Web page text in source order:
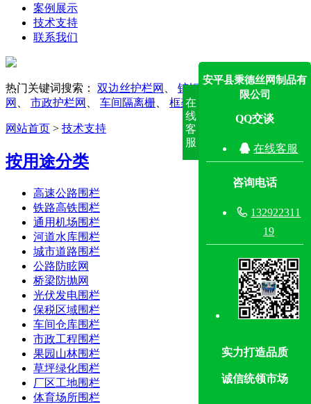
案例展示
技术支持
联系我们
热门关键词搜索： 双边丝护栏网 锌钢护栏网、勾花护栏
网
市政护栏网 车间隔离栅 框架护栏网 防眩网
网站首页 > 技术支持
按用途分类
高速公路围栏
铁路高铁围栏
通用机场围栏
河道水库围栏
城市道路围栏
公路防眩网
桥梁防抛网
光伏发电围栏
保税区域围栏
车间仓库围栏
市政工程围栏
果园山林围栏
草坪绿化围栏
厂区工地围栏
体育场所围栏
在
线
客
服
安平县秉德丝网制品有
限公司
QQ交谈
 在线客服
咨询电话
 132922311
19
实力打造品质
诚信统领市场